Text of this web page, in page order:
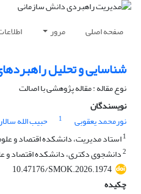
صفحه اصلی مرور
شناسایی و تحلیل
نوع مقاله : مقاله پژوهشی با اصالت
نویسندگان
نورمحمد یعقوبی
1 حبیب الله
1استاد مدیریت، دانشکده اقتصاد و
2دانشجوی دکتری، دانشکده اقتصاد و
10.47176/SMOK.2026.1974
چکیده